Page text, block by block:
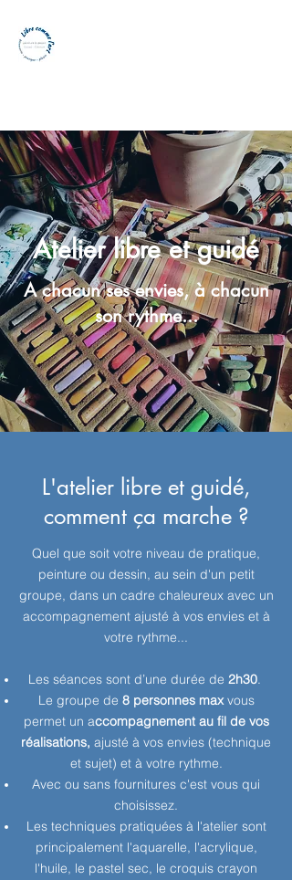
Atelier libre et guidé
A chacun ses envies, à chacun
son rythme...
L'atelier libre et guidé,
comment ça marche ?
Quel que soit votre niveau de pratique,
peinture ou dessin, au sein d'un petit
groupe, dans un cadre chaleureux avec un
accompagnement ajusté à vos envies et à
votre rythme...
Les séances sont d’une durée de 2h30.
Le groupe de 8 personnes maxvous
permet un accompagnement au fil de vos
réalisations, ajusté à vos envies (technique
et sujet) et à votre rythme.
Avec ou sans fournitures c'est vous qui
choisissez.
Les techniques pratiquées à l'atelier sont
principalement l'aquarelle, l'acrylique,
l'huile, le pastel sec, le croquis crayon